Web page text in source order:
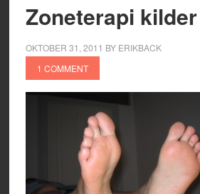
Zoneterapi
OKTOBER 31, 2011 BY ERIKBACK
1 COMMENT